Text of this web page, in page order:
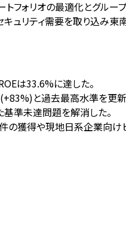
フォリオの最適化とグルー
リティ需要を取り込み東
は33.6%に達した。
と過去最高水準を更新
準未達問題を解消した。
獲得や現地日系企業向け